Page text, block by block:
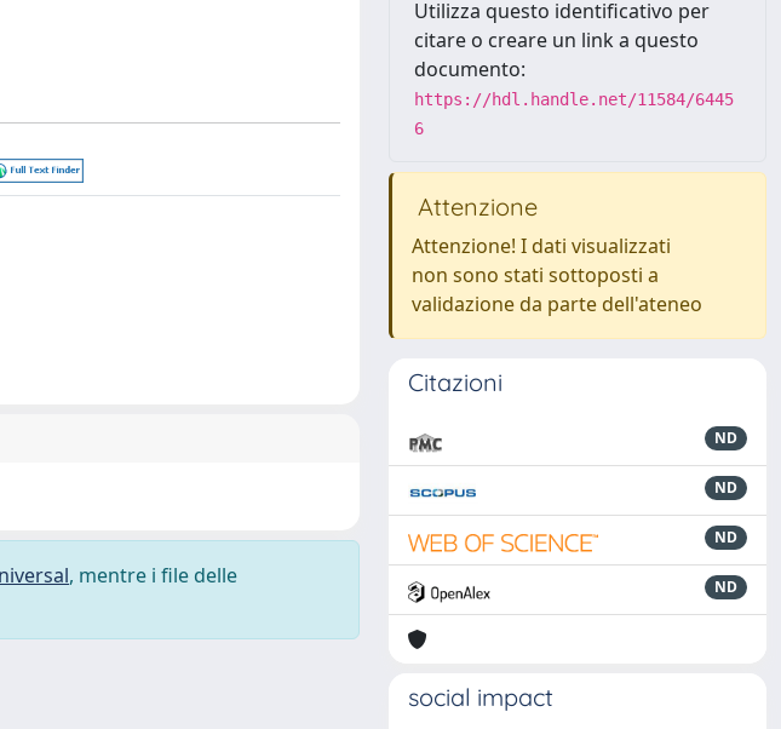
, mentre i file delle
Utilizza questo identificativo per
citare o creare un link a questo
documento:
https://hdl.handle.net/11584/6445
6
Attenzione
Attenzione! I dati visualizzati
non sono stati sottoposti a
validazione da parte dell'ateneo
Citazioni
ND
ND
ND
ND
social impact